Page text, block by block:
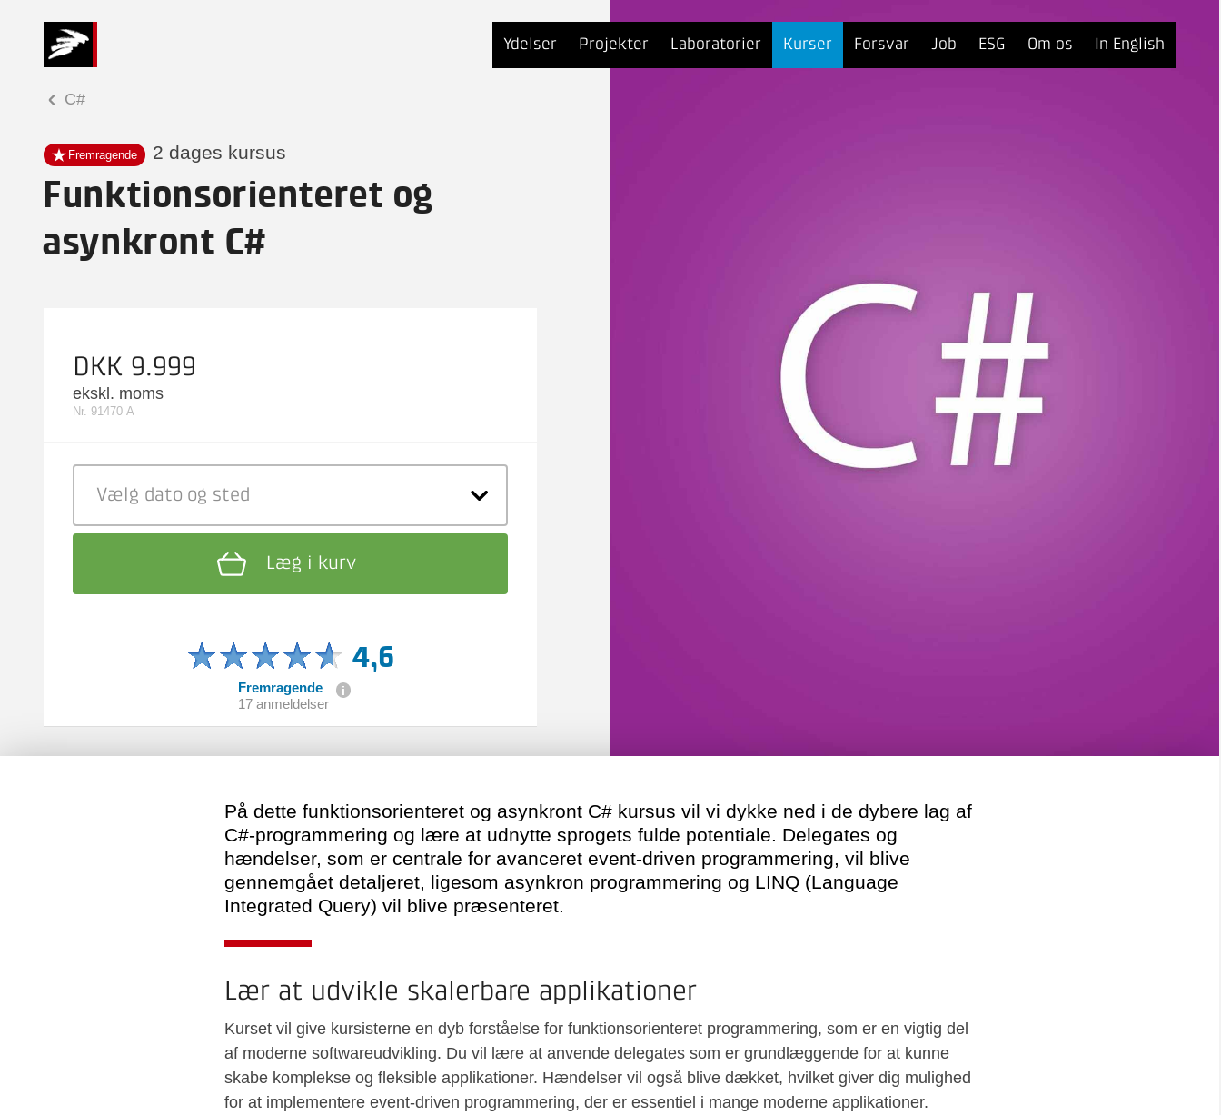
Ydelser Projekter Laboratorier Kurser Forsvar Job ESG Om os In English
C#
Fremragende 2 dages kursus
Funktionsorienteret og
asynkront C#
DKK 9.999
ekskl. moms
Nr. 91470 A
Vælg dato og sted
Læg i kurv
4,6
Fremragende
17 anmeldelser
På dette funktionsorienteret og asynkront C# kursus vil vi dykke ned i de dybere lag af
C#-programmering og lære at udnytte sprogets fulde potentiale. Delegates og
hændelser, som er centrale for avanceret event-driven programmering, vil blive
gennemgået detaljeret, ligesom asynkron programmering og LINQ (Language
Integrated Query) vil blive præsenteret.
Lær at udvikle skalerbare applikationer
Kurset vil give kursisterne en dyb forståelse for funktionsorienteret programmering, som er en vigtig del
af moderne softwareudvikling. Du vil lære at anvende delegates som er grundlæggende for at kunne
skabe komplekse og fleksible applikationer. Hændelser vil også blive dækket, hvilket giver dig mulighed
for at implementere event-driven programmering, der er essentiel i mange moderne applikationer.